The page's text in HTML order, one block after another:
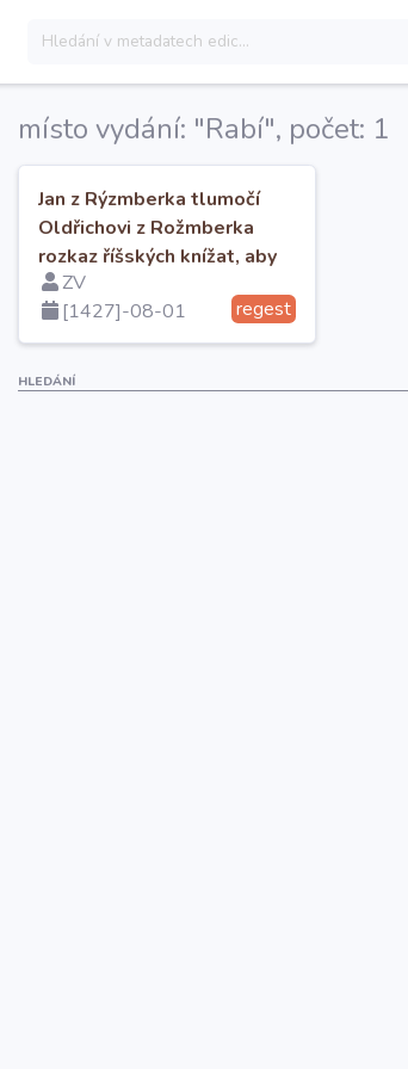
místo vydání: "Rabí", počet: 1
Jan z Rýzmberka tlumočí
Oldřichovi z Rožmberka
rozkaz říšských knížat, aby
zrušil příměří s táborskými.
ZV
[1427]-08-01
regest
HLEDÁNÍ